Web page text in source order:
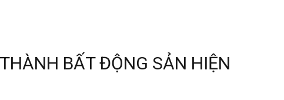
BẤT ĐỘNG SẢN HIỆN